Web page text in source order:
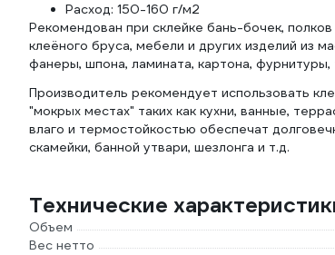
Расход: 150-160 г/м2
Рекомендован при склейке бань-бочек,
клеёного бруса, мебели и других изделий из
фанеры, шпона, ламината, картона, фурнитуры,
Производитель рекомендует использовать
"мокрых местах" таких как кухни, ванные,
влаго и термостойкостью обеспечат
скамейки, банной утвари, шезлонга и т.д.
Технические
Объем
Вес нетто